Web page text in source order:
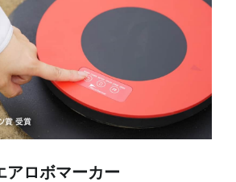
アロボマーカー